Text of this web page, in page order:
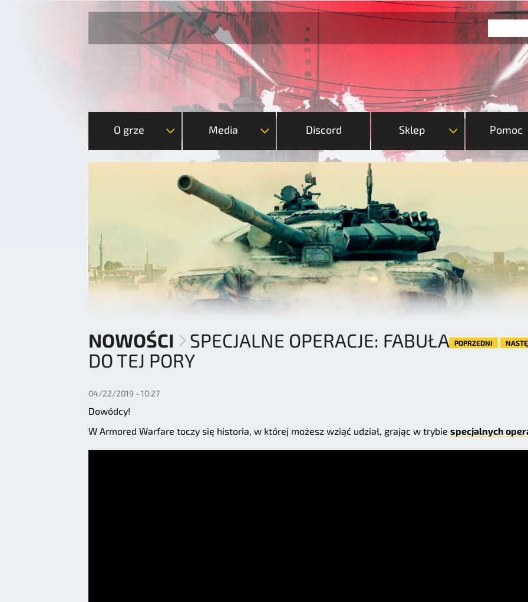
O grze Media Discord Sklep Pomoc
NOWOŚCI
SPECJALNE OPERACJE: FABUŁA
DO TEJ PORY
POPRZEDNI
04/22/2019 - 10:27
Dowódcy!
W Armored Warfare toczy się historia, w której możesz wziąć udział, grając w trybie specjalnych